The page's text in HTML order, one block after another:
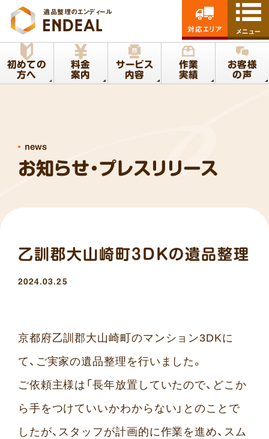
遺品整理のエンディール
初めての
方へ
料金
案内
サービス
内容
作業
実績
お客様
の声
対応エリア メニュー
お知らせ・プレスリリース
news
乙訓郡大山崎町3DKの遺品整理
2024.03.25
京都府乙訓郡大山崎町のマンション3DKに
て、ご実家の遺品整理を行いました。
ご依頼主様は「長年放置していたので、どこか
ら手をつけていいかわからない」とのことで
したが、スタッフが計画的に作業を進め、スム